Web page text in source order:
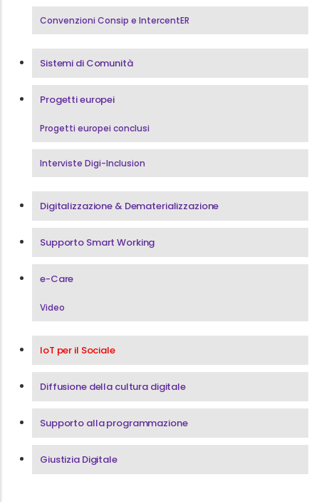
Convenzioni Consip e IntercentER
Sistemi di Comunità
Progetti europei
Progetti europei conclusi
Interviste Digi-Inclusion
Digitalizzazione & Dematerializzazione
Supporto Smart Working
e-Care
Video
IoT per il Sociale
Diffusione della cultura digitale
Supporto alla programmazione
Giustizia Digitale